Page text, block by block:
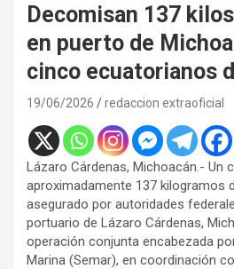
Decomisan 137
en puerto de
cinco ecuatorianos
19/06/2026 redaccion extraoficial
Lázaro Cárdenas, Michoacán.- Un
aproximadamente 137 kilogramos
asegurado por autoridades
portuario de Lázaro Cárdenas,
operación conjunta encabezada
Marina (Semar), en coordinación